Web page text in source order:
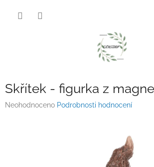
Skřítek - figurka z
Průměrné
Neohodnoceno Podrobnosti hodnocení